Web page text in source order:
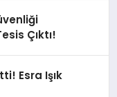
Çıktı!
Esra Işık